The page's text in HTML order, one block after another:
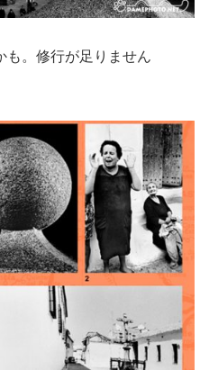
も。修行が足りません